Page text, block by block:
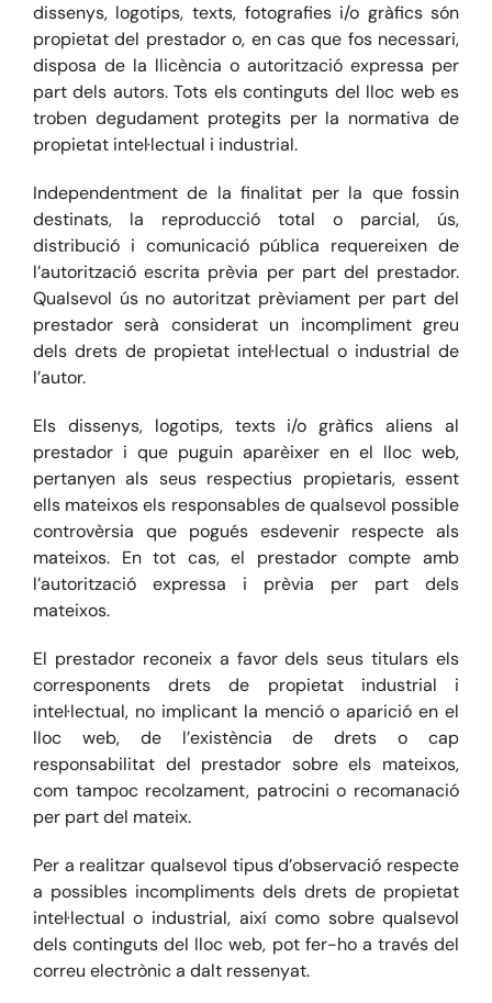
dissenys, logotips, texts, fotografies i/o gràfics són
propietat del prestador o, en cas que fos necessari,
disposa de la llicència o autorització expressa per
part dels autors. Tots els continguts del lloc web es
troben degudament protegits per la normativa de
propietat intel·lectual i industrial.
Independentment de la finalitat per la que fossin
destinats, la reproducció total o parcial, ús,
distribució i comunicació pública requereixen de
l’autorització escrita prèvia per part del prestador.
Qualsevol ús no autoritzat prèviament per part del
prestador serà considerat un incompliment greu
dels drets de propietat intel·lectual o industrial de
l’autor.
Els dissenys, logotips, texts i/o gràfics aliens al
prestador i que puguin aparèixer en el lloc web,
pertanyen als seus respectius propietaris, essent
ells mateixos els responsables de qualsevol possible
controvèrsia que pogués esdevenir respecte als
mateixos. En tot cas, el prestador compte amb
l’autorització expressa i prèvia per part dels
mateixos.
El prestador reconeix a favor dels seus titulars els
corresponents drets de propietat industrial i
intel·lectual, no implicant la menció o aparició en el
lloc web, de l’existència de drets o cap
responsabilitat del prestador sobre els mateixos,
com tampoc recolzament, patrocini o recomanació
per part del mateix.
Per a realitzar qualsevol tipus d’observació respecte
a possibles incompliments dels drets de propietat
intel·lectual o industrial, així como sobre qualsevol
dels continguts del lloc web, pot fer-ho a través del
correu electrònic a dalt ressenyat.